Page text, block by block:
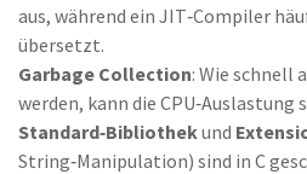
aus, während ein JIT‑Compiler
übersetzt.
Garbage Collection: Wie schnell
werden, kann die CPU‑Auslastung
Standard‑Bibliothekund
String‑Manipulation) sind in C